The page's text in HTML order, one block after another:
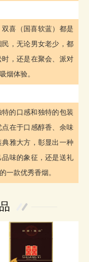
喜（国喜软蓝）都是
，无论男女老少，都
，还是在聚会、派对
烟体验。
的口感和独特的包装
在于口感醇香、余味
雅大方，彰显出一种
味的象征，还是送礼
一款优秀香烟。